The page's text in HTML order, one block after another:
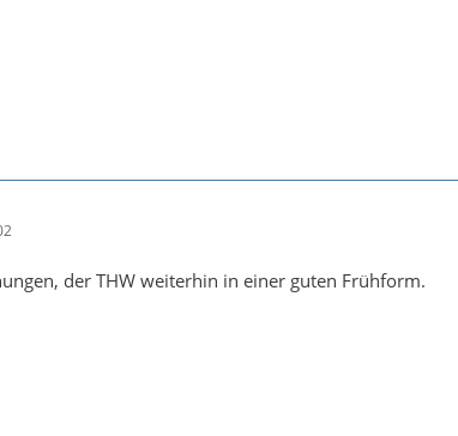
der THW weiterhin in einer guten Frühform.